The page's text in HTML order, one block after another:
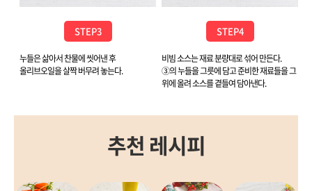
STEP3
누들은 삶아서 찬물에 씻어낸 후
올리브오일을 살짝 버무려 놓는다.
STEP4
비빔 소스는 재료 분량대로 섞어 만든다.
③의 누들을 그릇에 담고 준비한 재료들을 그
위에 올려 소스를 곁들여 담아낸다.
추천 레시피